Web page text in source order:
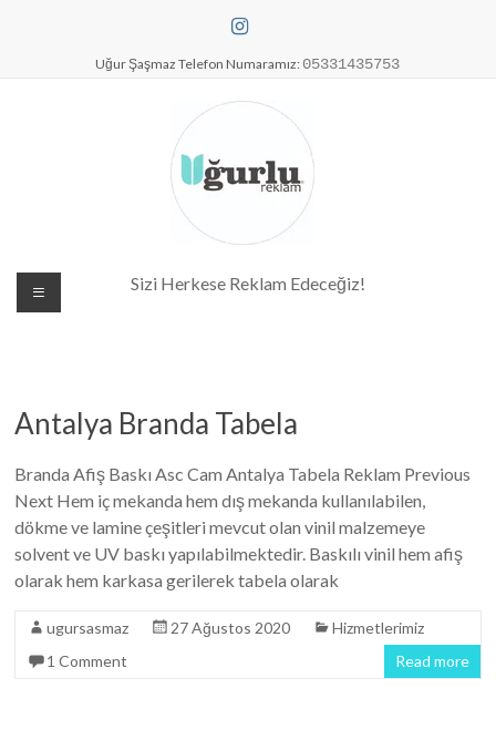
Uğur Şaşmaz Telefon Numaramız: 05331435753
Dijital Baskı Merkezi| Antalya
Reklam Baskı| Antalya Tabela
Sizi Herkese Reklam Edeceğiz!
Antalya Branda Tabela
Branda Afiş Baskı Asc Cam Antalya Tabela Reklam Previous
Next Hem iç mekanda hem dış mekanda kullanılabilen,
dökme ve lamine çeşitleri mevcut olan vinil malzemeye
solvent ve UV baskı yapılabilmektedir. Baskılı vinil hem afiş
olarak hem karkasa gerilerek tabela olarak
ugursasmaz 27 Ağustos 2020
Hizmetlerimiz
1 Comment
Read more